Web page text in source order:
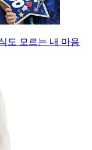
도 모르는 내 마음